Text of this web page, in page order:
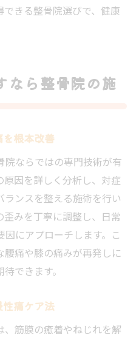
きる整骨院選びで、健康
なら整骨院の施
根本改善
ならではの専門技術が有
因を詳しく分析し、対症
ンスを整える施術を行い
みを丁寧に調整し、日常
にアプローチします。こ
腰痛や膝の痛みが再発しに
できます。
痛ケア法
筋膜の癒着やねじれを解